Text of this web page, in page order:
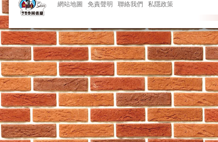
東區 759阿信屋
東區 急凍食品市場
東區 759阿信屋
東區 759阿信屋
東區 759阿信屋
南區 759阿信屋
南區 759阿信屋
南區 759阿信屋
南區 759阿信屋
網站地圖 免責聲明 聯絡我們 私隱政策